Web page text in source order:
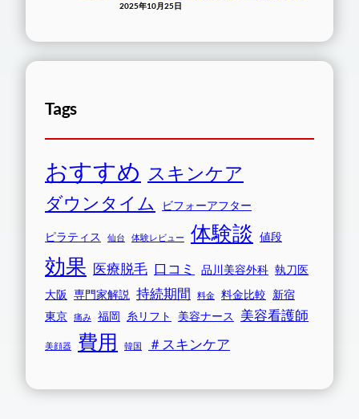
2025年10月25日
Tags
おすすめ スキンケア
ダウンタイム ビフォーアフター
ピラティス 仙台 体験レビュー 体験談 値段
効果 医療脱毛 口コミ 品川美容外科 執刀医
大阪 専門家解説 持続期間 料金 料金比較 新宿
東京
痛み 福岡 糸リフト 美容ナース 美容看護師
美顔器 費用 韓国 ＃スキンケア